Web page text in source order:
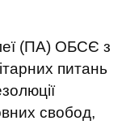
(ПА) ОБСЄ з
питань
свобод,